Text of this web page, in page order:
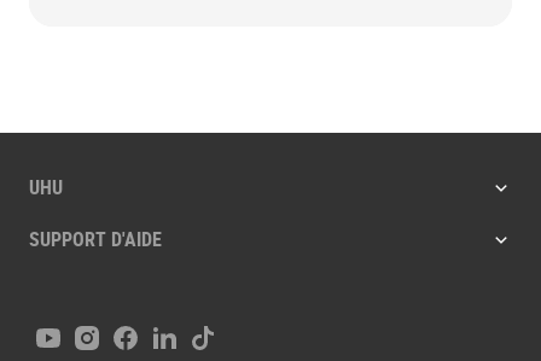
UHU
SUPPORT D'AIDE
YoutubeInstagram
Facebook
LinkedIn
Tiktok